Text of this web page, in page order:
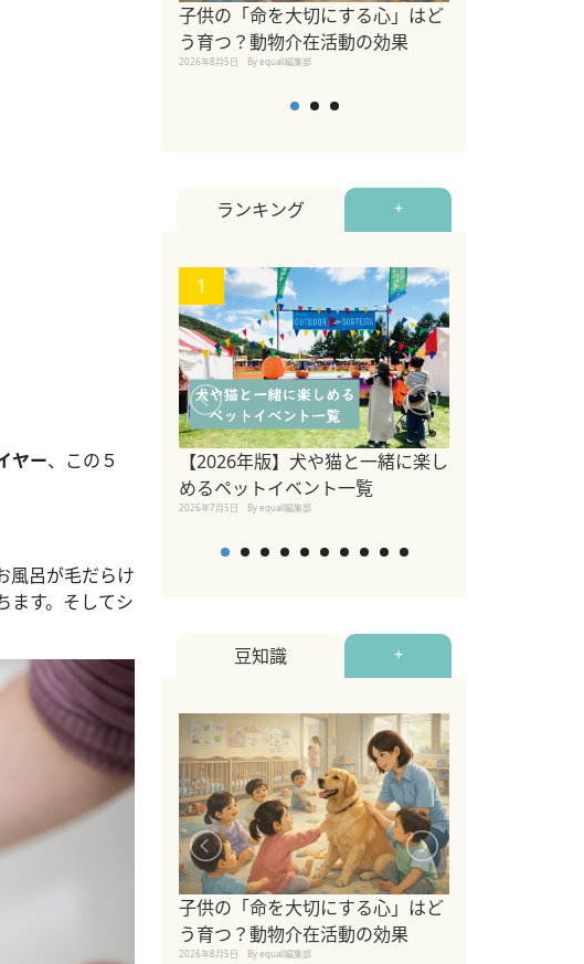
ヤー、この５
風呂が毛だらけ
ます。そしてシ
子供の「命を大切にする心」はど
う育つ？動物介在活動の効果
2026年8月5日 By equall編集部
ランキング +
1
【2026年版】犬や猫と一緒に楽し
めるペットイベント一覧
2026年7月5日 By equall編集部
豆知識 +
子供の「命を大切にする心」はど
う育つ？動物介在活動の効果
2026年8月5日 By equall編集部